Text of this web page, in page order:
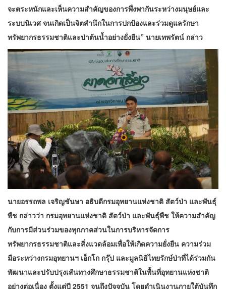
จะตระหนักและเห็นความสำคัญของการพึ่งพากันระหว่างมนุษย์และ
ระบบนิเวศ จนเกิดเป็นจิตสำนึกในการปกป้องและร่วมดูแลรักษา
ทรัพยากรธรรมชาติและป่าต้นน้ำอย่างยั่งยืน” นายเทพรัตน์ กล่าว
นายอรรถพล เจริญชันษา อธิบดีกรมอุทยานแห่งชาติ สัตว์ป่า และพันธุ์
พืช กล่าวว่า กรมอุทยานแห่งชาติ สัตว์ป่า และพันธุ์พืช ให้ความสำคัญ
กับการมีส่วนร่วมของทุกภาคส่วนในการบริหารจัดการ
ทรัพยากรธรรมชาติและสิ่งแวดล้อมเพื่อให้เกิดความยั่งยืน ความร่วม
มือระหว่างกรมอุทยานฯ เอ็กโก กรุ๊ป และมูลนิธิไทยรักษ์ป่าที่ได้ร่วมกัน
พัฒนาและปรับปรุงเส้นทางศึกษาธรรมชาติในพื้นที่อุทยานแห่งชาติ
อย่างต่อเนื่อง ตั้งแต่ปี 2551 จนถึงปัจจุบัน โดยดำเนินงานภายใต้บันทึก